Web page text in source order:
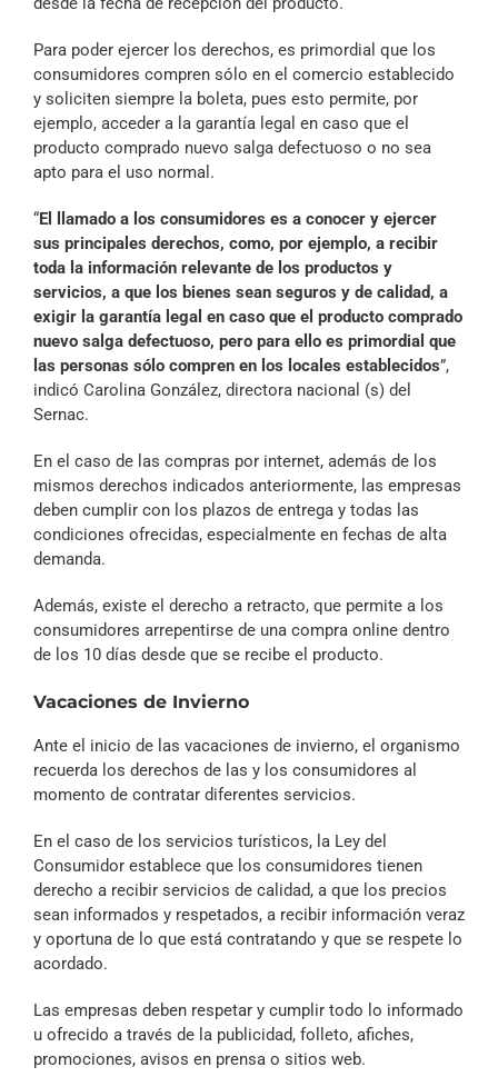
Para poder ejercer los derechos, es primordial que los
consumidores compren sólo en el comercio establecido
y soliciten siempre la boleta, pues esto permite, por
ejemplo, acceder a la garantía legal en caso que el
producto comprado nuevo salga defectuoso o no sea
apto para el uso normal.
“El llamado a los consumidores es a conocer y ejercer
sus principales derechos, como, por ejemplo, a recibir
toda la información relevante de los productos y
servicios, a que los bienes sean seguros y de calidad, a
exigir la garantía legal en caso que el producto comprado
nuevo salga defectuoso, pero para ello es primordial que
las personas sólo compren en los locales establecidos”,
indicó Carolina González, directora nacional (s) del
Sernac.
En el caso de las compras por internet, además de los
mismos derechos indicados anteriormente, las empresas
deben cumplir con los plazos de entrega y todas las
condiciones ofrecidas, especialmente en fechas de alta
demanda.
Además, existe el derecho a retracto, que permite a los
consumidores arrepentirse de una compra online dentro
de los 10 días desde que se recibe el producto.
Vacaciones de Invierno
Ante el inicio de las vacaciones de invierno, el organismo
recuerda los derechos de las y los consumidores al
momento de contratar diferentes servicios.
En el caso de los servicios turísticos, la Ley del
Consumidor establece que los consumidores tienen
derecho a recibir servicios de calidad, a que los precios
sean informados y respetados, a recibir información veraz
y oportuna de lo que está contratando y que se respete lo
acordado.
Las empresas deben respetar y cumplir todo lo informado
u ofrecido a través de la publicidad, folleto, afiches,
promociones, avisos en prensa o sitios web.